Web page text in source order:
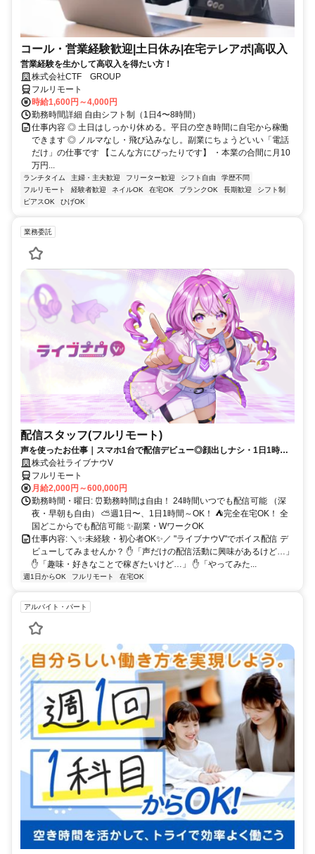
コール・営業経験歓迎|土日休み|在宅テレアポ|高収入
営業経験を生かして高収入を得たい方！
株式会社CTF GROUP
フルリモート
時給1,600円～4,000円
勤務時間詳細 自由シフト制（1日4〜8時間）
仕事内容 ◎ 土日はしっかり休める。平日の空き時間に自宅から稼働
できます ◎ ノルマなし・飛び込みなし。副業にちょうどいい「電話
だけ」の仕事です 【こんな方にぴったりです】 ・本業の合間に月10
万円...
ランチタイム 主婦・主夫歓迎 フリーター歓迎 シフト自由
学歴不問
フルリモート
経験者歓迎 ネイルOK 在宅OK ブランクOK 長期歓迎
シフト制
ピアスOK
ひげOK
業務委託
配信スタッフ(フルリモート)
声を使ったお仕事｜スマホ1台で配信デビュー◎顔出しナシ・1日1時間
～OK♪
株式会社ライブナウV
フルリモート
月給2,000円～600,000円
勤務時間・曜日: ⏰勤務時間は自由！ 24時間いつでも配信可能 （深
夜・早朝も自由） ⛅週1日〜、1日1時間～OK！ ⛺完全在宅OK！ 全
国どこからでも配信可能 ✨副業・WワークOK
仕事内容: ＼✨未経験・初心者OK✨／ "ライブナウV"でボイス配信 デ
ビューしてみませんか？ ✋「声だけの配信活動に興味があるけど…」
✋「趣味・好きなことで稼ぎたいけど…」 ✋「やってみた...
週1日からOK フルリモート 在宅OK
アルバイト・パート